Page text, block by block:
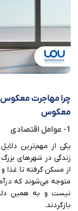
چرا مهاجرت
معکوس
1- عوامل اقتصادی
یکی از مهم‌ترین
زندگی در شهرهای
از مسکن گرفته تا غذا
متوجه می‌شوند که
نیست و به همین
بازگردند.